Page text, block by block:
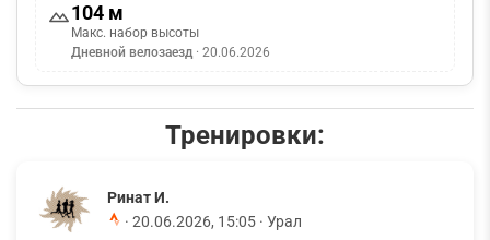
104 м
Макс. набор высоты
Дневной велозаезд · 20.06.2026
Тренировки:
Ринат И.
· 20.06.2026, 15:05 · Урал